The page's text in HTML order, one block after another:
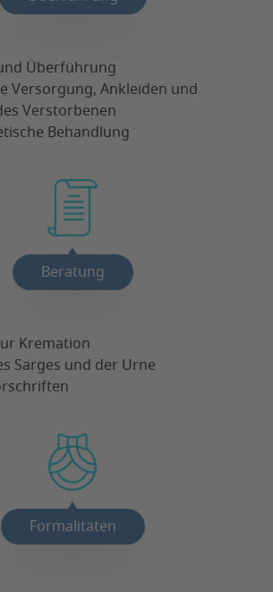
Überführung
Versorgung, Ankleiden und
Verstorbenen
Behandlung
Beratung
Kremation
Sarges und der Urne
Formalitäten